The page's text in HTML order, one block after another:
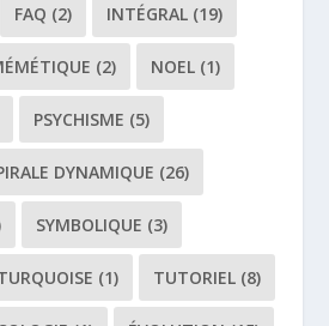
FAQ (2) INTÉGRAL (19)
(2) NOEL (1)
PSYCHISME (5)
DYNAMIQUE (26)
SYMBOLIQUE (3)
(1) TUTORIEL (8)